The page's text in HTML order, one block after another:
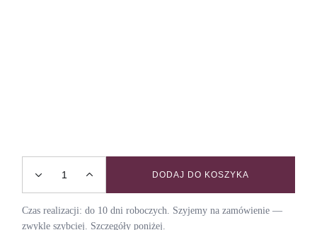
Smycz przepinana CRAZY PLANT LADY quantity
DODAJ DO KOSZYKA
Czas realizacji: do 10 dni roboczych. Szyjemy na zamówienie —
zwykle szybciej. Szczegóły poniżej.